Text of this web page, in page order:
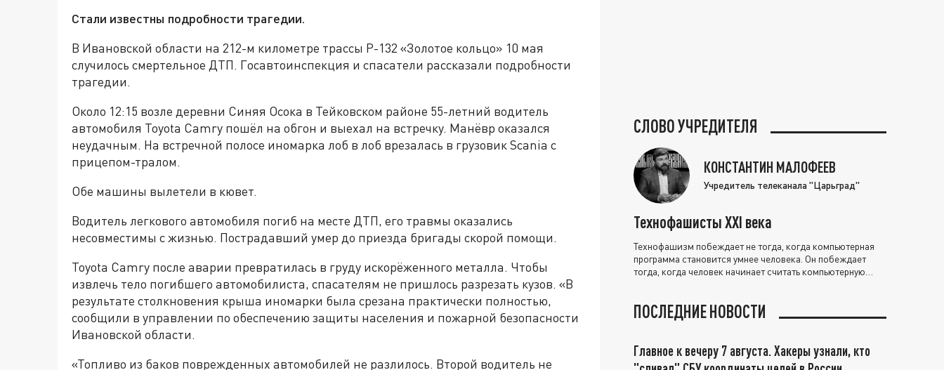
Стали известны подробности трагедии.
В Ивановской области на 212-м километре трассы Р-132 «Золотое кольцо» 10 мая
случилось смертельное ДТП. Госавтоинспекция и спасатели рассказали подробности
трагедии.
Около 12:15 возле деревни Синяя Осока в Тейковском районе 55-летний водитель
автомобиля Toyota Camry пошёл на обгон и выехал на встречку. Манёвр оказался
неудачным. На встречной полосе иномарка лоб в лоб врезалась в грузовик Scania с
прицепом-тралом.
Обе машины вылетели в кювет.
Водитель легкового автомобиля погиб на месте ДТП, его травмы оказались
несовместимы с жизнью. Пострадавший умер до приезда бригады скорой помощи.
Toyota Camry после аварии превратилась в груду искорёженного металла. Чтобы
извлечь тело погибшего автомобилиста, спасателям не пришлось разрезать кузов. «В
результате столкновения крыша иномарки была срезана практически полностью,
сообщили в управлении по обеспечению защиты населения и пожарной безопасности
Ивановской области.
«Топливо из баков поврежденных автомобилей не разлилось. Второй водитель не
СЛОВО УЧРЕДИТЕЛЯ
КОНСТАНТИН МАЛОФЕЕВ
Учредитель телеканала "Царьград"
Технофашисты XXI века
Технофашизм побеждает не тогда, когда компьютерная
программа становится умнее человека. Он побеждает
тогда, когда человек начинает считать компьютерную
ПОСЛЕДНИЕ НОВОСТИ
Главное к вечеру 7 августа. Хакеры узнали, кто